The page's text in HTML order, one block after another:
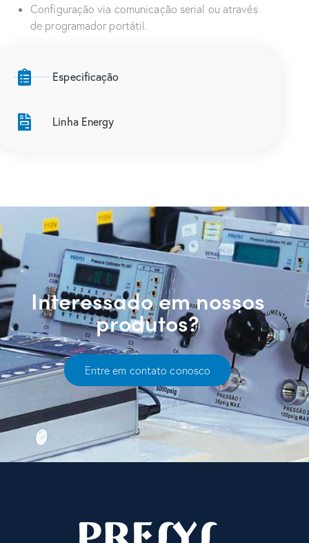
Configuração via comunicação serial ou através
de programador portátil.
Especificação
Linha Energy
Interessado em nossos
produtos?
Entre em contato conosco